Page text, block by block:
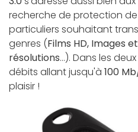
recherche de protection
particuliers souhaitant
genres (Films HD, Images
résolutions...). Dans les
débits allant jusqu'à 100
plaisir !